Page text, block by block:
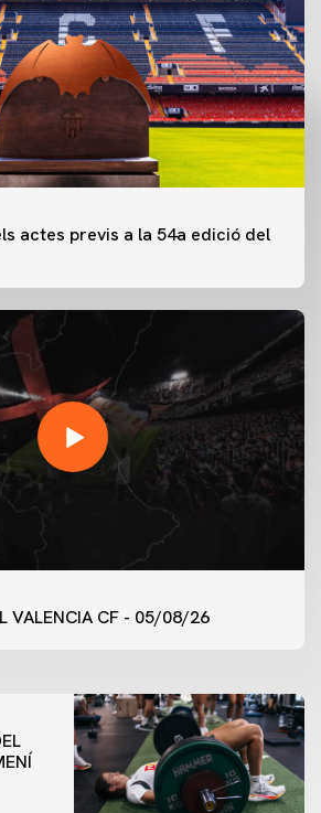
actes previs a la 54a edició del
VALENCIA CF - 05/08/26
VALENCIA CF 5/8/2026